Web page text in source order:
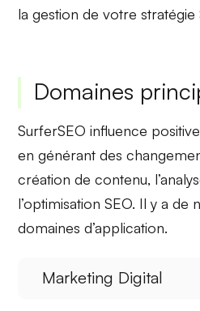
la gestion de votre stratégie
Domaines
SurferSEO influence
en générant des
création de contenu,
l’optimisation SEO. Il y a de
domaines d’application.
Marketing Digital